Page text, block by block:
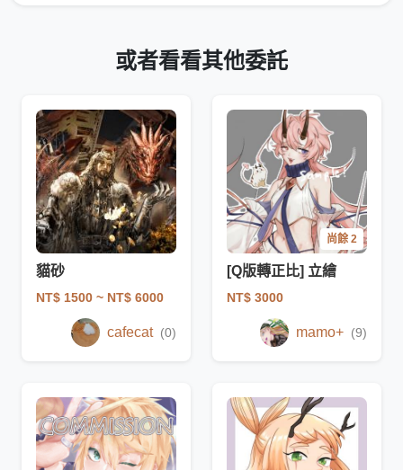
或者看看其他委託
貓砂
NT$ 1500 ~ NT$ 6000
cafecat (0)
尚餘 2
[Q版轉正比] 立繪
NT$ 3000
mamo+ (9)